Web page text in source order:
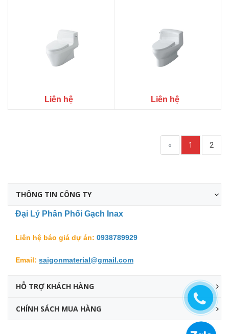
Liên hệ Liên hệ
« 1 2
THÔNG TIN CÔNG TY
Đại Lý Phân Phối Gạch Inax
Liên hệ báo giá dự án: 0938789929
Email: saigonmaterial@gmail.com
HỖ TRỢ KHÁCH HÀNG
CHÍNH SÁCH MUA HÀNG